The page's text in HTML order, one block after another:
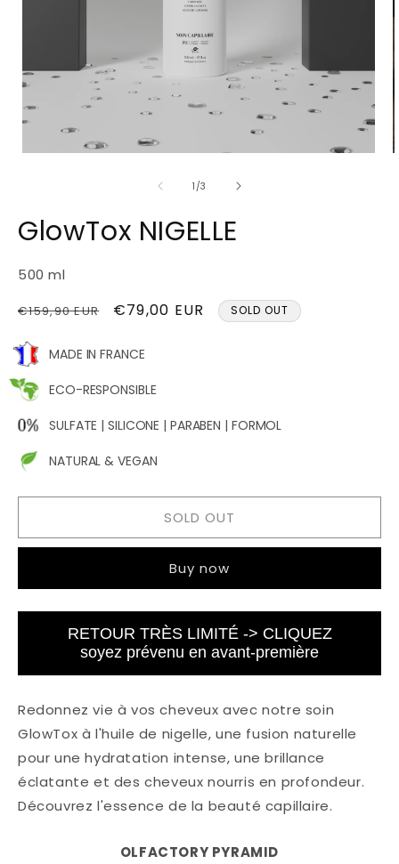
modal
window
1 /de
3
GlowTox NIGELLE
500 ml
Prix
€159,90 EUR
Prix
€79,00 EUR SOLD OUT
MADE IN FRANCE
ECO-RESPONSIBLE
SULFATE | SILICONE | PARABEN | FORMOL
NATURAL & VEGAN
SOLD OUT
Buy now
RETOUR TRÈS LIMITÉ -> CLIQUEZ
soyez prévenu en avant-première
Redonnez vie à vos cheveux avec notre soin
GlowTox à l'huile de nigelle, une fusion naturelle
pour une hydratation intense, une brillance
éclatante et des cheveux nourris en profondeur.
Découvrez l'essence de la beauté capillaire.
OLFACTORY PYRAMID